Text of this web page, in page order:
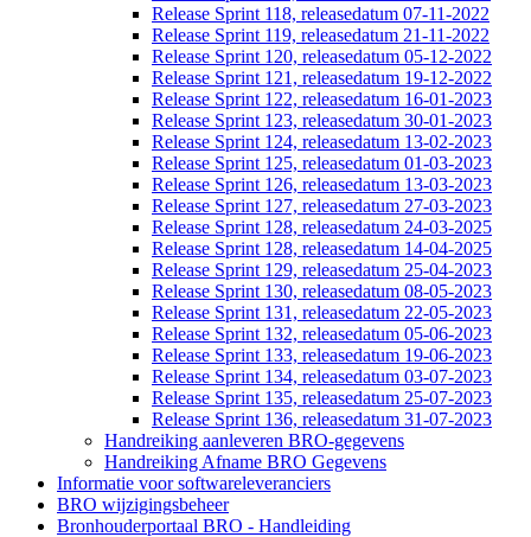
Release Sprint 118, releasedatum 07-11-2022
Release Sprint 119, releasedatum 21-11-2022
Release Sprint 120, releasedatum 05-12-2022
Release Sprint 121, releasedatum 19-12-2022
Release Sprint 122, releasedatum 16-01-2023
Release Sprint 123, releasedatum 30-01-2023
Release Sprint 124, releasedatum 13-02-2023
Release Sprint 125, releasedatum 01-03-2023
Release Sprint 126, releasedatum 13-03-2023
Release Sprint 127, releasedatum 27-03-2023
Release Sprint 128, releasedatum 24-03-2025
Release Sprint 128, releasedatum 14-04-2025
Release Sprint 129, releasedatum 25-04-2023
Release Sprint 130, releasedatum 08-05-2023
Release Sprint 131, releasedatum 22-05-2023
Release Sprint 132, releasedatum 05-06-2023
Release Sprint 133, releasedatum 19-06-2023
Release Sprint 134, releasedatum 03-07-2023
Release Sprint 135, releasedatum 25-07-2023
Release Sprint 136, releasedatum 31-07-2023
Handreiking aanleveren BRO-gegevens
Handreiking Afname BRO Gegevens
Informatie voor softwareleveranciers
BRO wijzigingsbeheer
Bronhouderportaal BRO - Handleiding